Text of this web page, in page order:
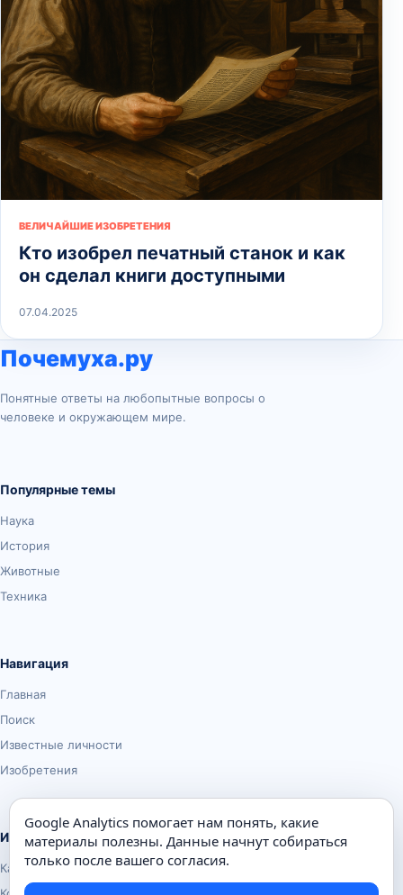
ВЕЛИЧАЙШИЕ ИЗОБРЕТЕНИЯ
Кто изобрел печатный станок и как
он сделал книги доступными
07.04.2025
Почемуха.ру
Понятные ответы на любопытные вопросы о
человеке и окружающем мире.
Популярные темы
Наука
История
Животные
Техника
Навигация
Главная
Поиск
Известные личности
Изобретения
Информация
Карта сайта
Google Analytics помогает нам понять, какие
материалы полезны. Данные начнут собираться
только после вашего согласия.